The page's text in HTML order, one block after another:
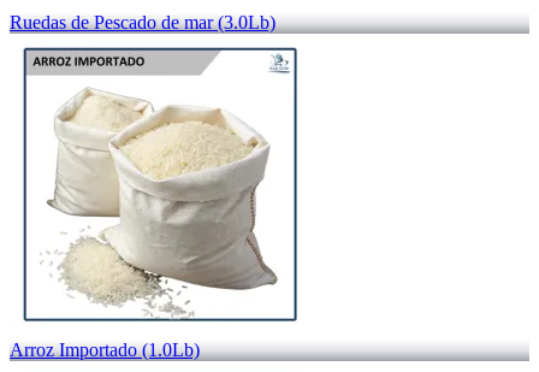
Ruedas de Pescado de mar (3.0Lb)
Arroz Importado (1.0Lb)